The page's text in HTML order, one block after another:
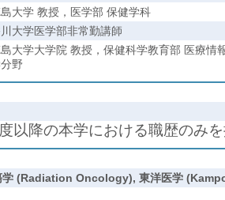
大学 教授，医学部 保健学科
大学医学部非常勤講師
大学大学院 教授，保健科学教育部 医療情
野
以降の本学における職歴のみ
学 (Radiation Oncology), 東洋医学